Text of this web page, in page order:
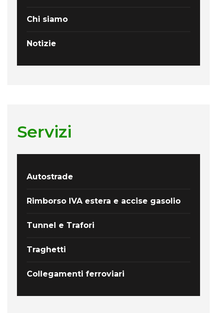
Chi siamo
Notizie
Servizi
Autostrade
Rimborso IVA estera e accise gasolio
Tunnel e Trafori
Traghetti
Collegamenti ferroviari